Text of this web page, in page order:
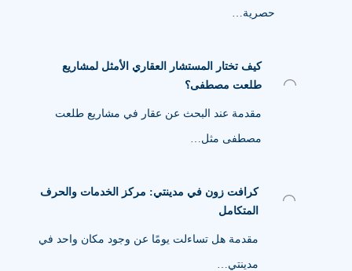
حصرية…
كيف تختار المستشار العقاري الأمثل لمشاريع
طلعت مصطفى؟
مقدمة عند البحث عن عقار في مشاريع طلعت
مصطفى مثل…
كرافت زون في مدينتي: مركز الخدمات والحرف
المتكامل
مقدمة هل تساءلت يومًا عن وجود مكان واحد في
مدينتي…